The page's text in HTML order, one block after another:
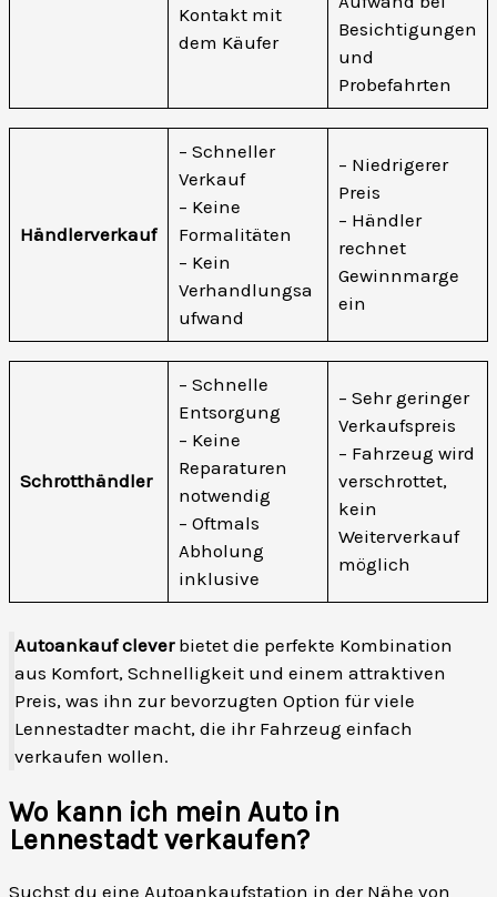
Kontakt mit
dem Käufer
Besichtigungen
und
Probefahrten
Händlerverkauf
– Schneller
Verkauf
– Keine
Formalitäten
– Kein
Verhandlungsa
ufwand
– Niedrigerer
Preis
– Händler
rechnet
Gewinnmarge
ein
Schrotthändler
– Schnelle
Entsorgung
– Keine
Reparaturen
notwendig
– Oftmals
Abholung
inklusive
– Sehr geringer
Verkaufspreis
– Fahrzeug wird
verschrottet,
kein
Weiterverkauf
möglich
Autoankauf cleverbietet die perfekte Kombination
aus Komfort, Schnelligkeit und einem attraktiven
Preis, was ihn zur bevorzugten Option für viele
Lennestadter macht, die ihr Fahrzeug einfach
verkaufen wollen.
Wo kann ich mein Auto in
Lennestadt verkaufen?
Suchst du eine Autoankaufstation in der Nähe von